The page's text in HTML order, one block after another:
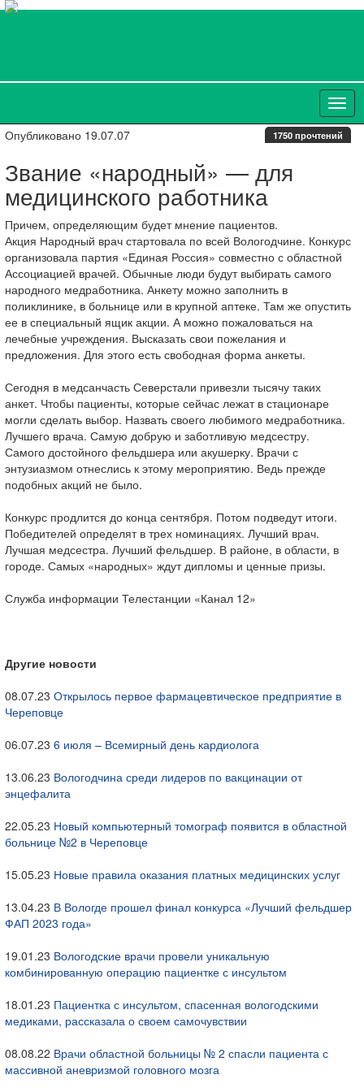
Опубликовано 19.07.07 1750 прочтений
Звание «народный» — для
медицинского работника
Причем, определяющим будет мнение пациентов.
Акция Народный врач стартовала по всей Вологодчине. Конкурс
организовала партия «Единая Россия» совместно с областной
Ассоциацией врачей. Обычные люди будут выбирать самого
народного медработника. Анкету можно заполнить в
поликлинике, в больнице или в крупной аптеке. Там же опустить
ее в специальный ящик акции. А можно пожаловаться на
лечебные учреждения. Высказать свои пожелания и
предложения. Для этого есть свободная форма анкеты.
Сегодня в медсанчасть Северстали привезли тысячу таких
анкет. Чтобы пациенты, которые сейчас лежат в стационаре
могли сделать выбор. Назвать своего любимого медработника.
Лучшего врача. Самую добрую и заботливую медсестру.
Самого достойного фельдшера или акушерку. Врачи с
энтузиазмом отнеслись к этому мероприятию. Ведь прежде
подобных акций не было.
Конкурс продлится до конца сентября. Потом подведут итоги.
Победителей определят в трех номинациях. Лучший врач.
Лучшая медсестра. Лучший фельдшер. В районе, в области, в
городе. Самых «народных» ждут дипломы и ценные призы.
Служба информации Телестанции «Канал 12»
Другие новости
08.07.23 Открылось первое фармацевтическое предприятие в
Череповце
06.07.23 6 июля – Всемирный день кардиолога
13.06.23 Вологодчина среди лидеров по вакцинации от
энцефалита
22.05.23 Новый компьютерный томограф появится в областной
больнице №2 в Череповце
15.05.23 Новые правила оказания платных медицинских услуг
13.04.23 В Вологде прошел финал конкурса «Лучший фельдшер
ФАП 2023 года»
19.01.23 Вологодские врачи провели уникальную
комбинированную операцию пациентке с инсультом
18.01.23 Пациентка с инсультом, спасенная вологодскими
медиками, рассказала о своем самочувствии
08.08.22 Врачи областной больницы № 2 спасли пациента с
массивной аневризмой головного мозга